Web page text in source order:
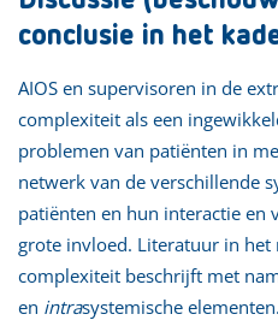
conclusie in het
AIOS en supervisoren in de
complexiteit als een
problemen van patiënten in
netwerk van de verschillende
patiënten en hun interactie en
grote invloed. Literatuur in
complexiteit beschrijft met
en intrasystemische